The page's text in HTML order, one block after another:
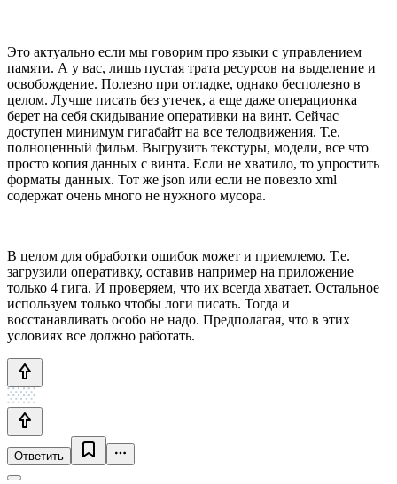
Это актуально если мы говорим про языки с управлением
памяти. А у вас, лишь пустая трата ресурсов на выделение и
освобождение. Полезно при отладке, однако бесполезно в
целом. Лучше писать без утечек, а еще даже операционка
берет на себя скидывание оперативки на винт. Сейчас
доступен минимум гигабайт на все телодвижения. Т.е.
полноценный фильм. Выгрузить текстуры, модели, все что
просто копия данных с винта. Если не хватило, то упростить
форматы данных. Тот же json или если не повезло xml
содержат очень много не нужного мусора.
В целом для обработки ошибок может и приемлемо. Т.е.
загрузили оперативку, оставив например на приложение
только 4 гига. И проверяем, что их всегда хватает. Остальное
используем только чтобы логи писать. Тогда и
восстанавливать особо не надо. Предполагая, что в этих
условиях все должно работать.
Ответить